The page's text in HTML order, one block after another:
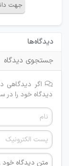
جهت
دیدگاه‌ها
جستجوی دیدگاه
اگر دیدگاهی
دیدگاه خود را در